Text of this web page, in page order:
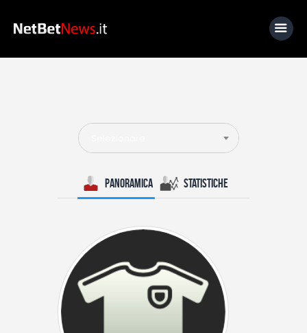
News
Calcio
Basket
Tennis
Lo Sapevi Che
Fantacalcio
I consigli di Giulia
Serie A
Panoramica Statistiche